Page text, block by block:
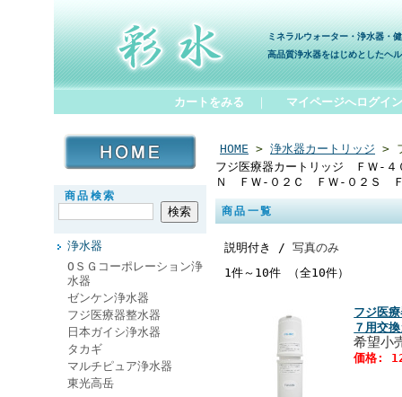
ミネラルウォーター・浄水器・
高品質浄水器をはじめとしたヘ
カートをみる マイページへログイン
商品検索
浄水器
ОＳＧコーポレーション浄
水器
ゼンケン浄水器
フジ医療器整水器
日本ガイシ浄水器
タカギ
マルチピュア浄水器
東光高岳
HOME > 浄水器カートリッジ >
フジ医療器カートリッジ ＦＷ‐
Ｎ ＦＷ‐０２Ｃ ＦＷ‐０２Ｓ
商品一覧
説明付き / 写真のみ
1件～10件 （全10件）
フジ医
７用交
希望
価格: